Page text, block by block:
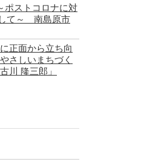
ポストコロナに対
て～ 南島原市
正面から立ち向
さしいまちづく
川 隆三郎」